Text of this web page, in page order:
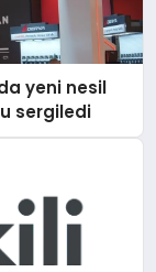
yeni nesil
sergiledi